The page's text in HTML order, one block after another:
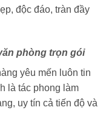
độc đáo, tràn đầy
phòng trọn gói
yêu mến luôn tin
là tác phong làm
uy tín cả tiến độ và